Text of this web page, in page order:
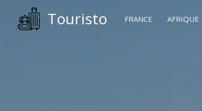
contenu
Touristo FRANCE AFRIQUE